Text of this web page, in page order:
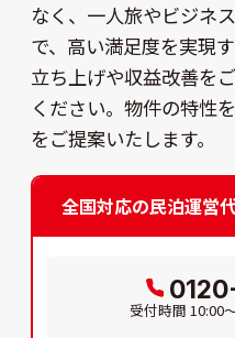
なく、一人旅やビジネ
で、高い満足度を実現
立ち上げや収益改善を
ください。物件の特性
をご提案いたします。
全国対応の民泊運営
受付時間 10:00